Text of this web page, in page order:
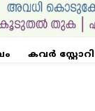
കവർ സ്റ്റോറി